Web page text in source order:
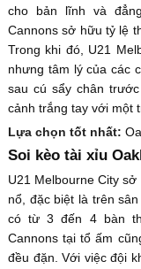
cho bản lĩnh và
Cannons sở hữu tỷ lệ
Trong khi đó, U21
nhưng tâm lý của các
sau cú sẩy chân
cảnh trắng tay với một
Lựa chọn tốt nhất:
Soi kèo tài xỉu
U21 Melbourne City
nổ, đặc biệt là trên
có từ 3 đến 4 bàn
Cannons tại tổ ấm
đều đặn. Với việc đội